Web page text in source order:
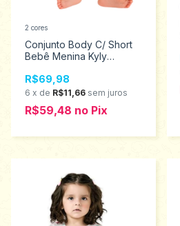
Conjunto Body C/ Short
Bebê Menina Kyly
1001125
R$69,98
6 x de R$11,66 sem juros
R$59,48 no Pix
2 cores